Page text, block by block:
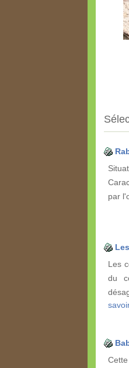
par
Les
du